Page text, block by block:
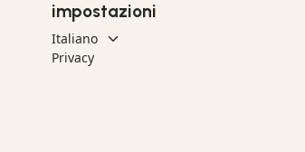
impostazioni
Privacy